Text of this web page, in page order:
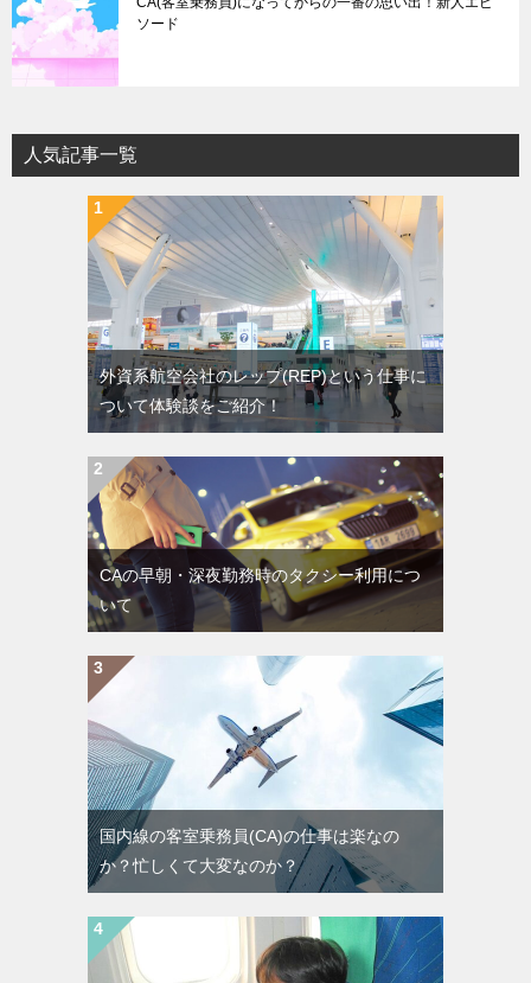
ソード
人気記事一覧
外資系航空会社のレップ(REP)という仕事に
ついて体験談をご紹介！
CAの早朝・深夜勤務時のタクシー利用につ
いて
国内線の客室乗務員(CA)の仕事は楽なの
か？忙しくて大変なのか？